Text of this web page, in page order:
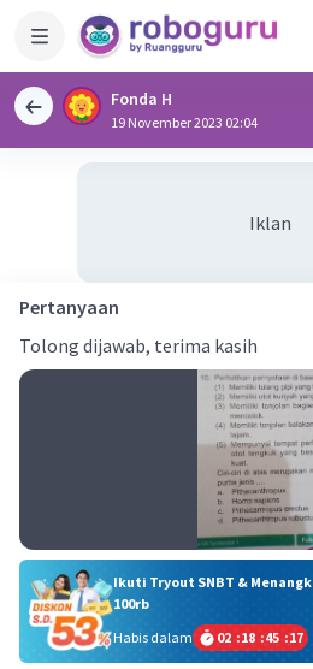
Fonda H
19 November 2023 02:04
Iklan
Pertanyaan
Tolong dijawab, terima kasih
Ikuti Tryout SNBT &
100rb
Habis dalam
02 :18 :45 :17